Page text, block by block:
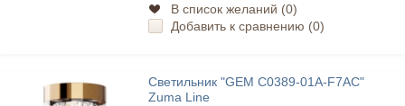
В список желаний (0)
Добавить к сравнению (0)
Светильник "GEM C0389-01A-F7AC"
Zuma Line